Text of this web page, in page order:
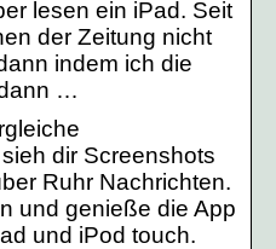
lesen ein iPad. Seit
der Zeitung nicht
indem ich die
…
dir Screenshots
Ruhr Nachrichten.
und genieße die App
und iPod touch.